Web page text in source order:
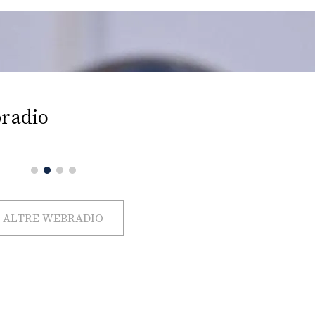
ALTRE WEBRADIO